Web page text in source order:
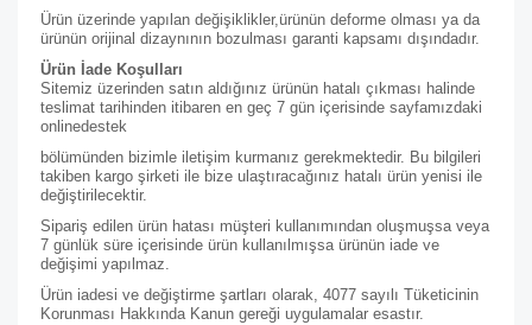
Ürün üzerinde yapılan değişiklikler,ürünün deforme olması ya da
ürünün orijinal dizaynının bozulması garanti kapsamı dışındadır.
Ürün İade Koşulları
Sitemiz üzerinden satın aldığınız ürünün hatalı çıkması halinde
teslimat tarihinden itibaren en geç 7 gün içerisinde sayfamızdaki
onlinedestek
bölümünden bizimle iletişim kurmanız gerekmektedir. Bu bilgileri
takiben kargo şirketi ile bize ulaştıracağınız hatalı ürün yenisi ile
değiştirilecektir.
Sipariş edilen ürün hatası müşteri kullanımından oluşmuşsa veya
7 günlük süre içerisinde ürün kullanılmışsa ürünün iade ve
değişimi yapılmaz.
Ürün iadesi ve değiştirme şartları olarak, 4077 sayılı Tüketicinin
Korunması Hakkında Kanun gereği uygulamalar esastır.